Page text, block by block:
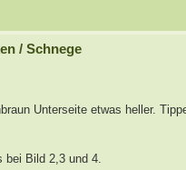
/ Schnege
Unterseite etwas heller.
bei Bild 2,3 und 4.